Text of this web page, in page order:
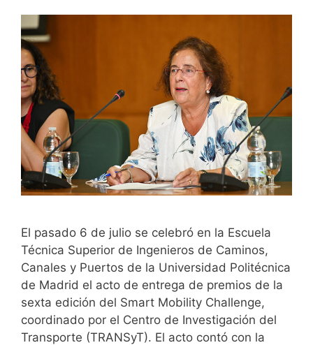
El pasado 6 de julio se celebró en la Escuela
Técnica Superior de Ingenieros de Caminos,
Canales y Puertos de la Universidad Politécnica
de Madrid el acto de entrega de premios de la
sexta edición del Smart Mobility Challenge,
coordinado por el Centro de Investigación del
Transporte (TRANSyT). El acto contó con la